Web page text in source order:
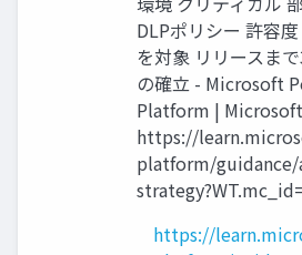
DLPポリシー 許容
を対象 リリースま
の確立 - Microsoft
Platform |
https://
platform/guidance/
https://